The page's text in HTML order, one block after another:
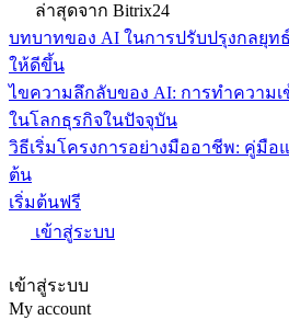
ล่าสุดจาก Bitrix24
บทบาทของ AI ในการปรับปรุงกลยุ
ให้ดีขึ้น
ไขความลึกลับของ AI: การทำความ
ในโลกธุรกิจในปัจจุบัน
วิธีเริ่มโครงการอย่างมืออาชีพ: คู่มือ
ต้น
เริ่มต้นฟรี
เข้าสู่ระบบ
เข้าสู่ระบบ
My account